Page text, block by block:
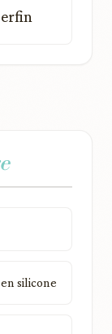
silicone